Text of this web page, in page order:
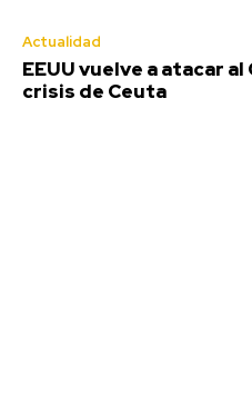
Actualidad
EEUU vuelve a atacar
crisis de Ceuta